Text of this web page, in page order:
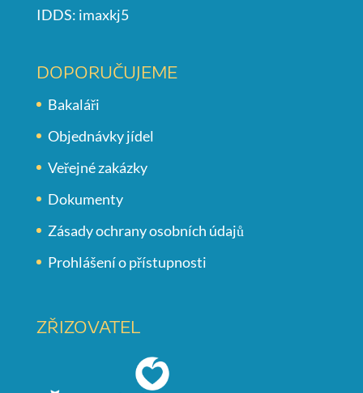
IDDS: imaxkj5
DOPORUČUJEME
Bakaláři
Objednávky jídel
Veřejné zakázky
Dokumenty
Zásady ochrany osobních údajů
Prohlášení o přístupnosti
ZŘIZOVATEL